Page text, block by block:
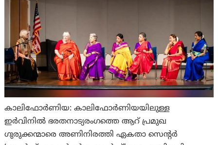
കാലിഫോർണിയ: കാലിഫോർണിയയിലുള്ള
ഇർവിനിൽ ഭരതനാട്യരംഗത്തെ ആറ് പ്രമുഖ
ഗുരുക്കന്മാരെ അണിനിരത്തി ഏകതാ സെന്റർ